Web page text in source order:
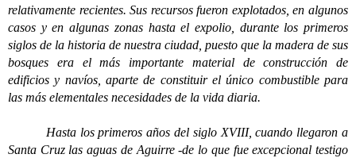
relativamente recientes. Sus recursos fueron explotados, en algunos
casos y en algunas zonas hasta el expolio, durante los primeros
siglos de la historia de nuestra ciudad, puesto que la madera de sus
bosques era el más importante material de construcción de
edificios y navíos, aparte de constituir el único combustible para
las más elementales necesidades de la vida diaria.
Hasta los primeros años del siglo XVIII, cuando llegaron a
Santa Cruz las aguas de Aguirre -de lo que fue excepcional testigo